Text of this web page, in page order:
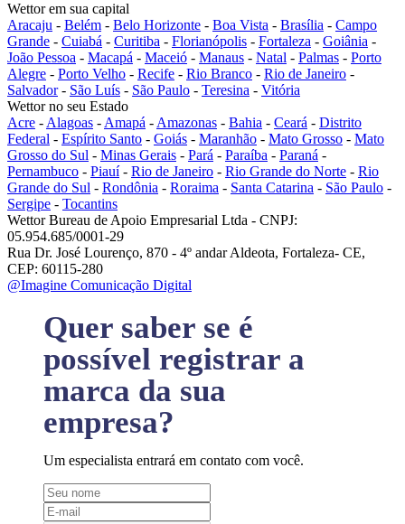
Wettor em sua capital
Aracaju - Belém - Belo Horizonte - Boa Vista - Brasília - Campo
Grande - Cuiabá - Curitiba - Florianópolis - Fortaleza - Goiânia -
João Pessoa - Macapá - Maceió - Manaus - Natal - Palmas - Porto
Alegre - Porto Velho - Recife - Rio Branco - Rio de Janeiro -
Salvador- São Luís - São Paulo - Teresina - Vitória
Wettor no seu Estado
Acre - Alagoas - Amapá - Amazonas - Bahia - Ceará - Distrito
Federal - Espírito Santo - Goiás - Maranhão - Mato Grosso - Mato
Grosso do Sul - Minas Gerais - Pará - Paraíba - Paraná -
Pernambuco - Piauí- Rio de Janeiro - Rio Grande do Norte - Rio
Grande do Sul - Rondônia - Roraima - Santa Catarina - São Paulo -
Sergipe - Tocantins
Wettor Bureau de Apoio Empresarial Ltda - CNPJ:
05.954.685/0001-29
Rua Dr. José Lourenço, 870 - 4º andar Aldeota, Fortaleza- CE,
CEP: 60115-280
@Imagine Comunicação Digital
Quer saber se é
possível registrar a
marca da sua
empresa?
Um especialista entrará em contato com você.